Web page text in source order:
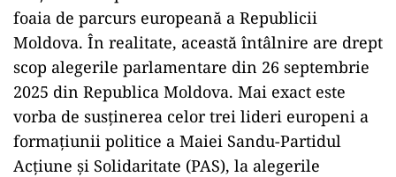
foaia de parcurs europeană a Republicii
Moldova. În realitate, această întâlnire are drept
scop alegerile parlamentare din 26 septembrie
2025 din Republica Moldova. Mai exact este
vorba de susținerea celor trei lideri europeni a
formațiunii politice a Maiei Sandu-Partidul
Acțiune și Solidaritate (PAS), la alegerile